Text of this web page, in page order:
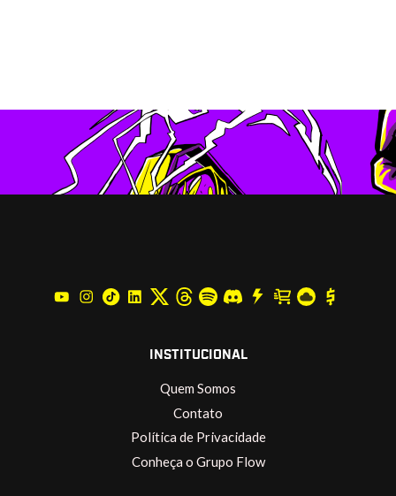
INSTITUCIONAL
Quem Somos
Contato
Política de Privacidade
Conheça o Grupo Flow